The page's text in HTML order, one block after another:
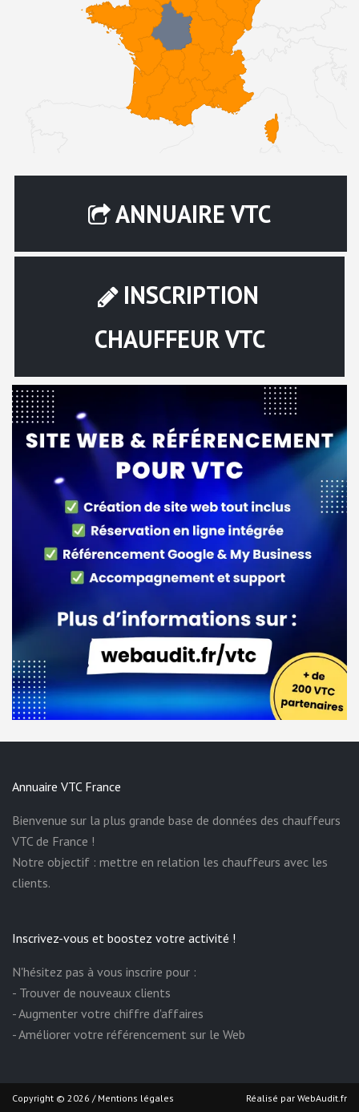
ANNUAIRE VTC
INSCRIPTION
CHAUFFEUR VTC
Annuaire VTC France
Bienvenue sur la plus grande base de données des chauffeurs
VTC de France !
Notre objectif : mettre en relation les chauffeurs avec les
clients.
Inscrivez-vous et boostez votre activité !
N'hésitez pas à vous inscrire pour :
- Trouver de nouveaux clients
- Augmenter votre chiffre d'affaires
- Améliorer votre référencement sur le Web
Copyright © 2026 / Mentions légales Réalisé par WebAudit.fr